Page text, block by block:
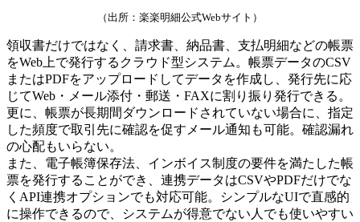
（出所：楽楽明細公式Webサイト）
領収書だけではなく、請求書、納品書、支払明細などの帳票
をWeb上で発行するクラウド型システム。帳票データのCSV
またはPDFをアップロードしてデータを作成し、発行先に応
じてWeb・メール添付・郵送・FAXに割り振り発行できる。
更に、帳票が長期間ダウンロードされていない場合に、指定
した頻度で取引先に確認を促すメール通知も可能。確認漏れ
の心配もいらない。
また、電子帳簿保存法、インボイス制度の要件を満たした帳
票を発行することができ、連携データはCSVやPDFだけでな
くAPI連携オプションでも対応可能。シンプルなUIで直感的
に操作できるので、システムが得意でない人でも使いやすい